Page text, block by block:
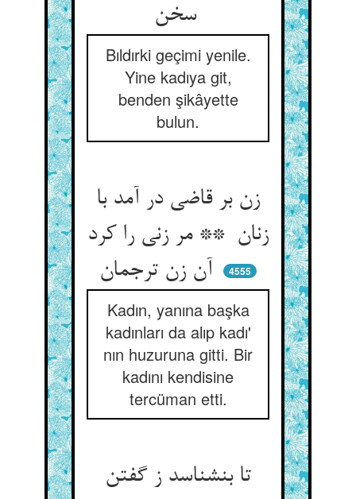
سخن
Bıldırki geçimi yenile.
Yine kadıya git,
benden şikâyette
bulun.
زن بر قاضی در آمد با
زنان ** مر زنی را کرد
4555
Kadın, yanına başka
kadınları da alıp kadı'
nın huzuruna gitti. Bir
kadını kendisine
tercüman etti.
تا بنشناسد ز گفتن